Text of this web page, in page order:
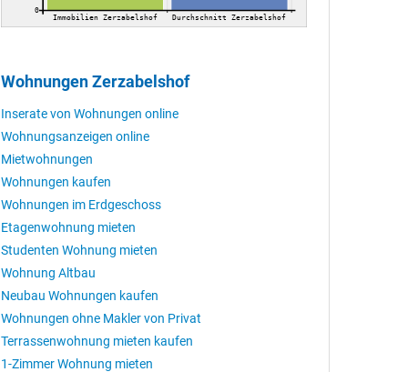
0
Immobilien Zerzabelshof Durchschnitt Zerzabelshof
Wohnungen Zerzabelshof
Inserate von Wohnungen online
Wohnungsanzeigen online
Mietwohnungen
Wohnungen kaufen
Wohnungen im Erdgeschoss
Etagenwohnung mieten
Studenten Wohnung mieten
Wohnung Altbau
Neubau Wohnungen kaufen
Wohnungen ohne Makler von Privat
Terrassenwohnung mieten kaufen
1-Zimmer Wohnung mieten